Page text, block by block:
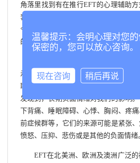
角落里找到有在推行EFT的心理辅助
套快速, 简单而有效的减压与消除负面
令您重获精神上的自由，使身心畅快
的负面情绪都可以快速化解，其效力
俄亥俄州立大学心血管医学科
示，忧郁、愤怒、焦虑、压力与心脏
联。除了那些足以致命的疾病之外，
发现到，长期负面情绪对我们的影响
下背痛、睡眠障碍、心悸、胸闷、疼
前症候群等，它们的来源可能是紧张、
愤怒、压抑、悲伤或是其他的负面情绪
EFT在北美洲、欧洲及澳洲广泛的
温馨提示：会明心理对您
保密的，您可以放心咨询。
现在咨询 稍后再说